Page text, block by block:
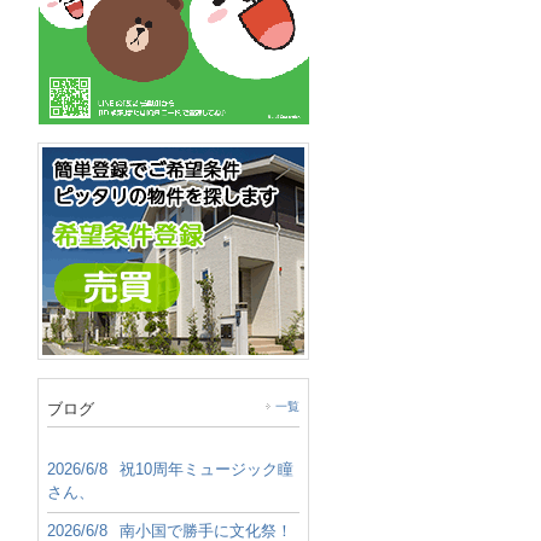
ブログ 一覧
2026/6/8
祝10周年ミュージック瞳
さん、
2026/6/8 南小国で勝手に文化祭！